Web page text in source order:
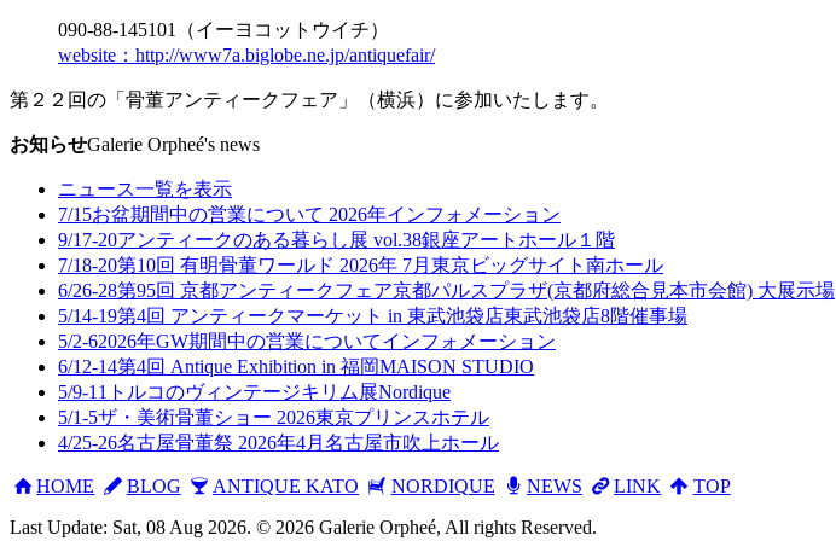
090-88-145101（イーヨコットウイチ）
website：http://www7a.biglobe.ne.jp/antiquefair/
第２２回の「骨董アンティークフェア」（横浜）に参加いたします。
お知らせGalerie Orpheé's news
ニュース一覧を表示
7/15お盆期間中の営業について 2026年インフォメーション
9/17-20アンティークのある暮らし展 vol.38銀座アートホール１階
7/18-20第10回 有明骨董ワールド 2026年 7月 東京ビッグサイト南ホール
6/26-28第95回 京都アンティークフェア京都パルスプラザ(京都府総合見本市会館) 大展示場
5/14-19第4回 アンティークマーケット in 東武池袋店東武池袋店8階催事場
5/2-62026年GW期間中の営業についてインフォメーション
6/12-14第4回 Antique Exhibition in 福岡MAISON STUDIO
5/9-11 トルコのヴィンテージキリム展Nordique
5/1-5ザ・美術骨董ショー 2026東京プリンスホテル
4/25-26名古屋骨董祭 2026年4月 名古屋市吹上ホール
HOME BLOG ANTIQUE KATO NORDIQUE NEWS LINK
TOP
Last Update: Sat, 08 Aug 2026. © 2026 Galerie Orpheé, All rights Reserved.